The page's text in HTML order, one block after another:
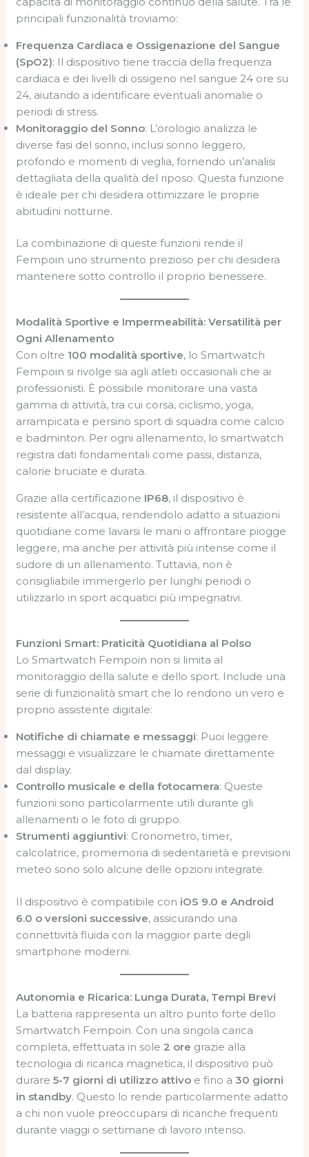
principali funzionalità troviamo:
Frequenza Cardiaca e Ossigenazione del Sangue
(SpO2): Il dispositivo tiene traccia della frequenza
cardiaca e dei livelli di ossigeno nel sangue 24 ore su
24, aiutando a identificare eventuali anomalie o
periodi di stress.
Monitoraggio del Sonno: L’orologio analizza le
diverse fasi del sonno, inclusi sonno leggero,
profondo e momenti di veglia, fornendo un’analisi
dettagliata della qualità del riposo. Questa funzione
è ideale per chi desidera ottimizzare le proprie
abitudini notturne.
La combinazione di queste funzioni rende il
Fempoin uno strumento prezioso per chi desidera
mantenere sotto controllo il proprio benessere.
Modalità Sportive e Impermeabilità: Versatilità per
Ogni Allenamento
Con oltre 100 modalità sportive, lo Smartwatch
Fempoin si rivolge sia agli atleti occasionali che ai
professionisti. È possibile monitorare una vasta
gamma di attività, tra cui corsa, ciclismo, yoga,
arrampicata e persino sport di squadra come calcio
e badminton. Per ogni allenamento, lo smartwatch
registra dati fondamentali come passi, distanza,
calorie bruciate e durata.
Grazie alla certificazione IP68, il dispositivo è
resistente all’acqua, rendendolo adatto a situazioni
quotidiane come lavarsi le mani o affrontare piogge
leggere, ma anche per attività più intense come il
sudore di un allenamento. Tuttavia, non è
consigliabile immergerlo per lunghi periodi o
utilizzarlo in sport acquatici più impegnativi.
Funzioni Smart: Praticità Quotidiana al Polso
Lo Smartwatch Fempoin non si limita al
monitoraggio della salute e dello sport. Include una
serie di funzionalità smart che lo rendono un vero e
proprio assistente digitale:
Notifiche di chiamate e messaggi: Puoi leggere
messaggi e visualizzare le chiamate direttamente
dal display.
Controllo musicale e della fotocamera: Queste
funzioni sono particolarmente utili durante gli
allenamenti o le foto di gruppo.
Strumenti aggiuntivi: Cronometro, timer,
calcolatrice, promemoria di sedentarietà e previsioni
meteo sono solo alcune delle opzioni integrate.
Il dispositivo è compatibile con iOS 9.0 e Android
6.0 o versioni successive, assicurando una
connettività fluida con la maggior parte degli
smartphone moderni.
Autonomia e Ricarica: Lunga Durata, Tempi Brevi
La batteria rappresenta un altro punto forte dello
Smartwatch Fempoin. Con una singola carica
completa, effettuata in sole 2 ore grazie alla
tecnologia di ricarica magnetica, il dispositivo può
durare5-7 giorni di utilizzo attivo e fino a30 giorni
in standby. Questo lo rende particolarmente adatto
a chi non vuole preoccuparsi di ricariche frequenti
durante viaggi o settimane di lavoro intenso.